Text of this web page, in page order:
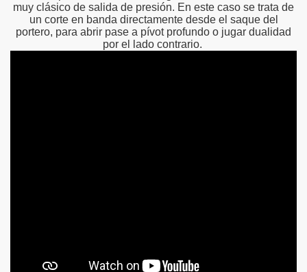
muy clásico de salida de presión. En este caso se trata de
un corte en banda directamente desde el saque del
portero, para abrir pase a pívot profundo o jugar dualidad
por el lado contrario.